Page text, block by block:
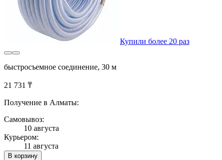
Купили более 20 раз
быстросъемное соединение, 30 м
21 731 ₸
Получение в Алматы:
Самовывоз:
10 августа
Курьером:
11 августа
В корзину